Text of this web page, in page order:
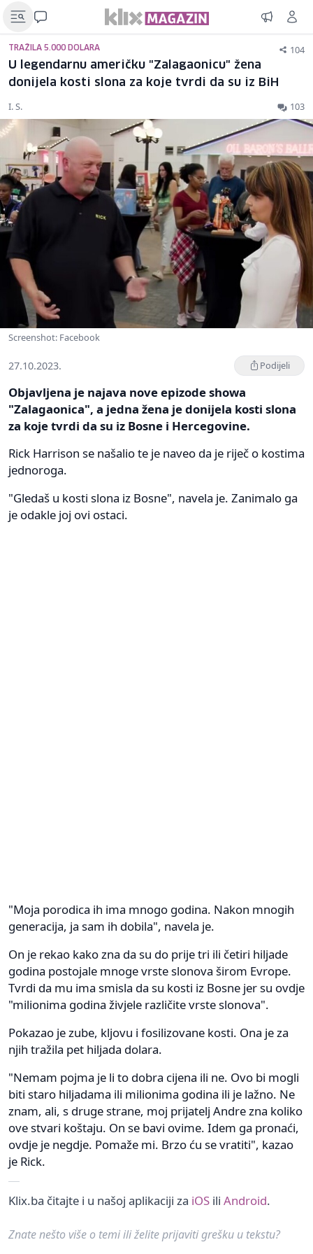
TRAŽILA 5.000 DOLARA 104
U legendarnu američku "Zalagaonicu" žena
donijela kosti slona za koje tvrdi da su iz BiH
I. S. 103
Screenshot: Facebook
27.10.2023. Podijeli
Objavljena je najava nove epizode showa
"Zalagaonica", a jedna žena je donijela kosti slona
za koje tvrdi da su iz Bosne i Hercegovine.
Rick Harrison se našalio te je naveo da je riječ o kostima
jednoroga.
"Gledaš u kosti slona iz Bosne", navela je. Zanimalo ga
je odakle joj ovi ostaci.
"Moja porodica ih ima mnogo godina. Nakon mnogih
generacija, ja sam ih dobila", navela je.
On je rekao kako zna da su do prije tri ili četiri hiljade
godina postojale mnoge vrste slonova širom Evrope.
Tvrdi da mu ima smisla da su kosti iz Bosne jer su ovdje
"milionima godina živjele različite vrste slonova".
Pokazao je zube, kljovu i fosilizovane kosti. Ona je za
njih tražila pet hiljada dolara.
"Nemam pojma je li to dobra cijena ili ne. Ovo bi mogli
biti staro hiljadama ili milionima godina ili je lažno. Ne
znam, ali, s druge strane, moj prijatelj Andre zna koliko
ove stvari koštaju. On se bavi ovime. Idem ga pronaći,
ovdje je negdje. Pomaže mi. Brzo ću se vratiti", kazao
je Rick.
Klix.ba čitajte i u našoj aplikaciji za iOS ili Android.
Znate nešto više o temi ili želite prijaviti grešku u tekstu?